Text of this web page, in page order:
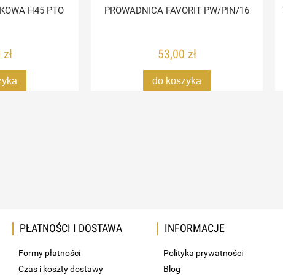
H45 PTO PROWADNICA FAVORIT PW/PIN/16
53,00 zł
do koszyka
PŁATNOŚCI I DOSTAWA
Formy płatności
Czas i koszty dostawy
INFORMACJE
Polityka prywatności
Blog